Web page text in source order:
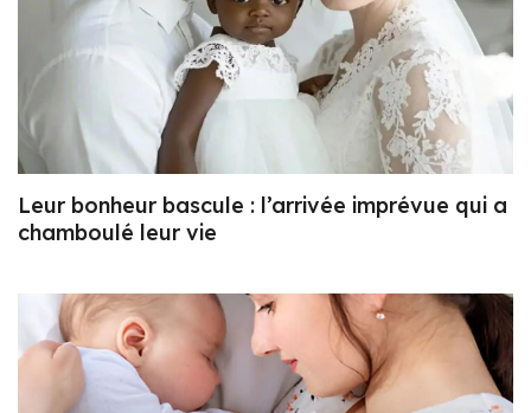
Leur bonheur bascule : l’arrivée imprévue qui a
chamboulé leur vie